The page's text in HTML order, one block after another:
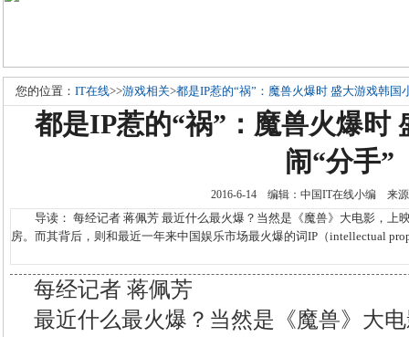
您的位置： IT在线>>游戏相关>都是IP惹的“祸”：魔兽火爆时 盛大游戏韩国
都是IP惹的“祸”：魔兽火爆时
闹“分手”
2016-6-14 编辑：中国IT在线小编 来
导读： 每经记者 蒋佩芳 最近什么最火爆？当然是《魔兽》大电影，上
房。而其背后，则和最近一年来中国娱乐市场最火爆的词IP（intellectual
每经记者 蒋佩芳
最近什么最火爆？当然是《魔兽》大